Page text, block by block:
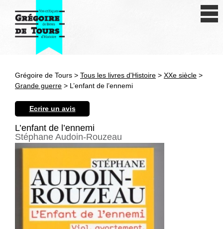
Antiquité
Révolution et XIXe siècle
XXe siècle
Autres civilisations
Thématiques
Grégoire de Tours > Tous les livres d'Histoire > XXe siècle >
Grande guerre > L’enfant de l’ennemi
Ecrire un avis
L’enfant de l’ennemi
Stéphane Audoin-Rouzeau